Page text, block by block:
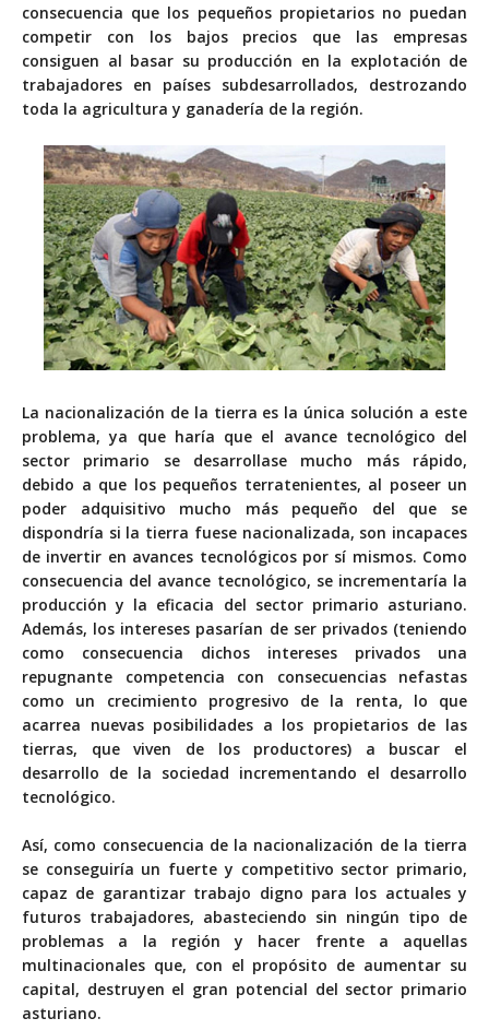
consecuencia que los pequeños propietarios no puedan
competir con los bajos precios que las empresas
consiguen al basar su producción en la explotación de
trabajadores en países subdesarrollados, destrozando
toda la agricultura y ganadería de la región.
La nacionalización de la tierra es la única solución a este
problema, ya que haría que el avance tecnológico del
sector primario se desarrollase mucho más rápido,
debido a que los pequeños terratenientes, al poseer un
poder adquisitivo mucho más pequeño del que se
dispondría si la tierra fuese nacionalizada, son incapaces
de invertir en avances tecnológicos por sí mismos. Como
consecuencia del avance tecnológico, se incrementaría la
producción y la eficacia del sector primario asturiano.
Además, los intereses pasarían de ser privados (teniendo
como consecuencia dichos intereses privados una
repugnante competencia con consecuencias nefastas
como un crecimiento progresivo de la renta, lo que
acarrea nuevas posibilidades a los propietarios de las
tierras, que viven de los productores) a buscar el
desarrollo de la sociedad incrementando el desarrollo
tecnológico.
Así, como consecuencia de la nacionalización de la tierra
se conseguiría un fuerte y competitivo sector primario,
capaz de garantizar trabajo digno para los actuales y
futuros trabajadores, abasteciendo sin ningún tipo de
problemas a la región y hacer frente a aquellas
multinacionales que, con el propósito de aumentar su
capital, destruyen el gran potencial del sector primario
asturiano.